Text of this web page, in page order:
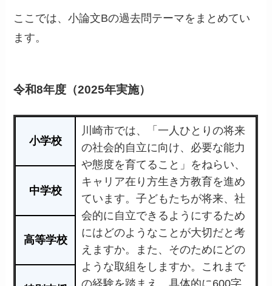
ここでは、小論文Bの過去問テーマをまとめてい
ます。
令和8年度（2025年実施）
小学校
川崎市では、「一人ひとりの将来
の社会的自立に向け、必要な能力
や態度を育てること」をねらい、
キャリア在り方生き方教育を進め
ています。子どもたちが将来、社
会的に自立できるようにするため
にはどのようなことが大切だと考
えますか。また、そのためにどの
ような取組をしますか。これまで
の経験を踏まえ、具体的に600字
中学校
高等学校